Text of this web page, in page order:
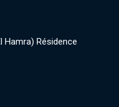
Hamra) Résidence